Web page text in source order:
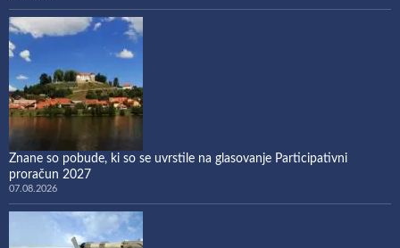
Znane so pobude, ki so se uvrstile na glasovanje Participativni
proračun 2027
07.08.2026